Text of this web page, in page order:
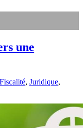
une
Fiscalité, Juridique,